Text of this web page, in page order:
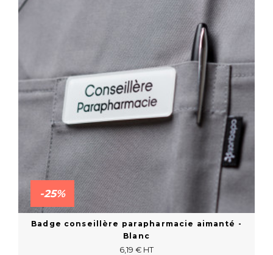
-25%
Badge conseillère parapharmacie aimanté -
Blanc
6,19 € HT